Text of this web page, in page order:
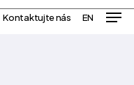
Kontaktujte nás EN
Menu